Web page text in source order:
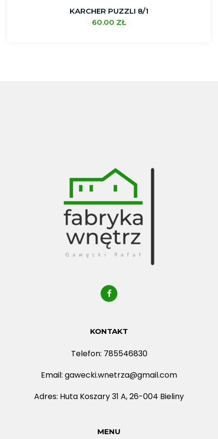
KARCHER PUZZLI 8/1
60.00 ZŁ
KONTAKT
Telefon: 785546830
Email: gawecki.wnetrza@gmail.com
Adres: Huta Koszary 31 A, 26-004 Bieliny
MENU